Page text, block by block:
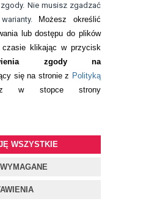
Nie musisz zgadzać
Możesz określić
lub dostępu do plików
klikając w przycisk
zgody na
się na stronie z Polityką
w stopce strony
WSZYSTKIE